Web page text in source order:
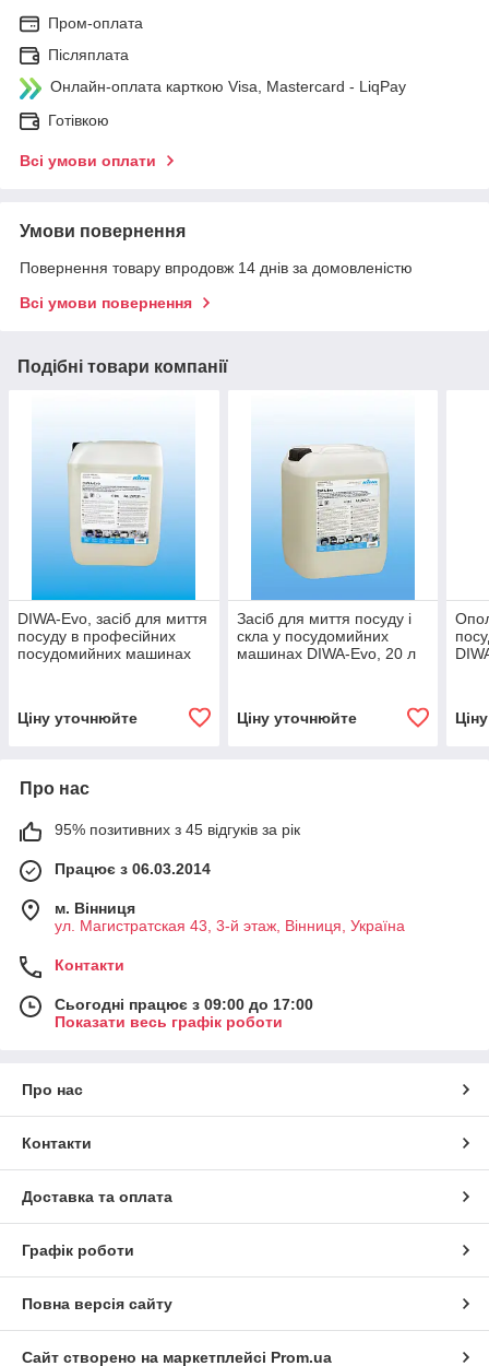
Пром-оплата
Післяплата
Онлайн-оплата карткою Visa, Mastercard - LiqPay
Готівкою
Всі умови оплати
Умови повернення
Повернення товару впродовж 14 днів за домовленістю
Всі умови повернення
Подібні товари компанії
DIWA-Evo, засіб для миття
посуду в професійних
посудомийних машинах
Ціну уточнюйте
Засіб для миття посуду і
скла у посудомийних
машинах DIWA-Evo, 20 л
Ціну уточнюйте
Про нас
95% позитивних з 45 відгуків за рік
Працює з 06.03.2014
м. Вінниця
ул. Магистратская 43, 3-й этаж, Вінниця, Україна
Контакти
Сьогодні працює з 09:00 до 17:00
Показати весь графік роботи
Про нас
Контакти
Доставка та оплата
Графік роботи
Повна версія сайту
Сайт створено на маркетплейсі Prom.ua